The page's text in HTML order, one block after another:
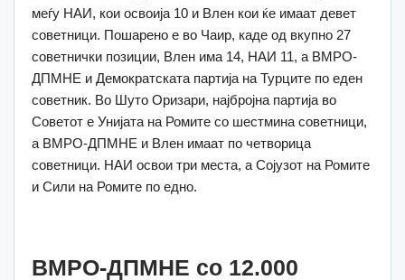
меѓу НАИ, кои освоија 10 и Влен кои ќе имаат девет
советници. Пошарено е во Чаир, каде од вкупно 27
советнички позиции, Влен има 14, НАИ 11, а ВМРО-
ДПМНЕ и Демократската партија на Турците по еден
советник. Во Шуто Оризари, најбројна партија во
Советот е Унијата на Ромите со шестмина советници,
а ВМРО-ДПМНЕ и Влен имаат по четворица
советници. НАИ освои три места, а Сојузот на Ромите
и Сили на Ромите по едно.
ВМРО-ДПМНЕ со 12.000